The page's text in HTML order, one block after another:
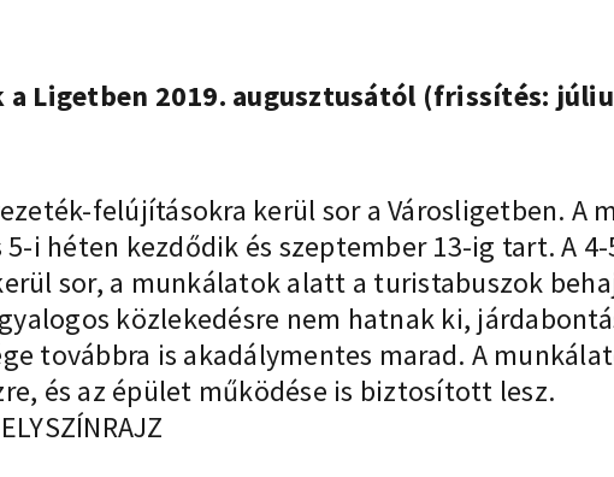
Ligetben 2019. augusztusától (frissítés:
felújításokra kerül sor a Városligetben. A
i héten kezdődik és szeptember 13-ig tart. A
sor, a munkálatok alatt a turistabuszok
közlekedésre nem hatnak ki,
továbbra is akadálymentes marad. A
és az épület működése is biztosított lesz.